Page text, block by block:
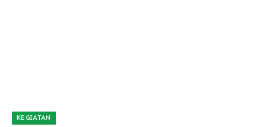
KEGIATAN